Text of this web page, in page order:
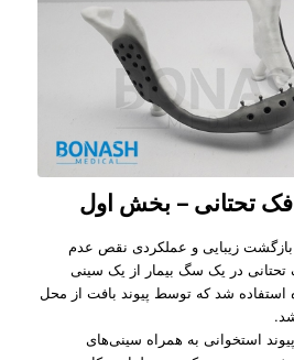
تحتانی – بخش اول
بازگشت زیبایی و عملکردی نقص عدم
فک تحتانی در یک سگ بیمار از یک سینی
شد که توسط پیوند بافت از محل
استخوانی به همراه سینی­‌های